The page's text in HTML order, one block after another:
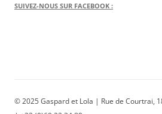
SUIVEZ-NOUS SUR FACEBOOK :
© 2025 Gaspard et Lola | Rue de Courtrai,